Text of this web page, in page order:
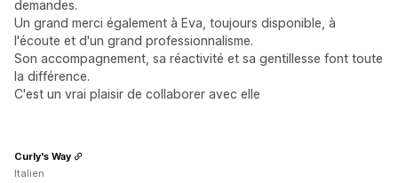
demandes.
Un grand merci également à Eva, toujours disponible, à
l'écoute et d'un grand professionnalisme.
Son accompagnement, sa réactivité et sa gentillesse font toute
la différence.
C'est un vrai plaisir de collaborer avec elle
Curly's Way
Italien